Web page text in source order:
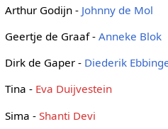
Arthur Godijn - Johnny de Mol
Geertje de Graaf - Anneke Blok
Dirk de Gaper - Diederik
Tina - Eva Duijvestein
Sima - Shanti Devi